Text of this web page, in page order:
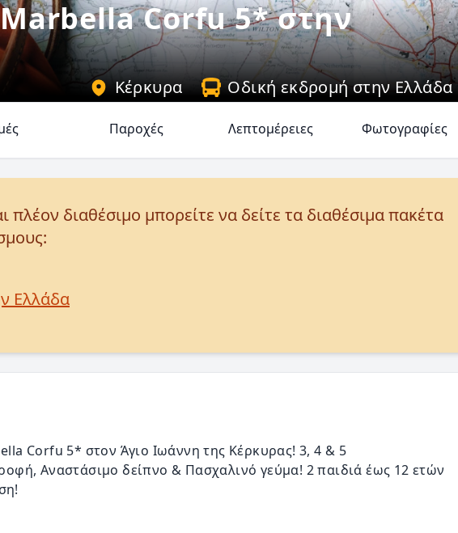
Corfu 5* στην
Κέρκυρα Οδική εκδρομή στην Ελλάδα
Παροχές Λεπτομέρειες Φωτογραφίες
πλέον διαθέσιμο μπορείτε να δείτε τα διαθέσιμα πακέτα
Ελλάδα
Corfu 5* στον Άγιο Ιωάννη της Κέρκυρας! 3, 4 & 5
Αναστάσιμο δείπνο & Πασχαλινό γεύμα! 2 παιδιά έως 12 ετών